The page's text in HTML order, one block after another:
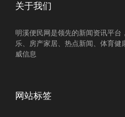
关于我们
明溪便民网是领先的新闻资讯平台
乐、房产家居、热点新闻、体育健
威信息
网站标签